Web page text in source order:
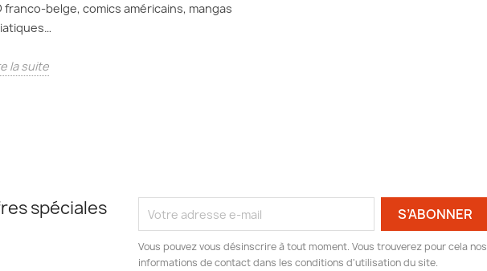
franco-belge, comics américains, mangas
la suite
spéciales
Vous pouvez vous désinscrire à tout moment. Vous trouverez pour cela nos
informations de contact dans les conditions d'utilisation du site.